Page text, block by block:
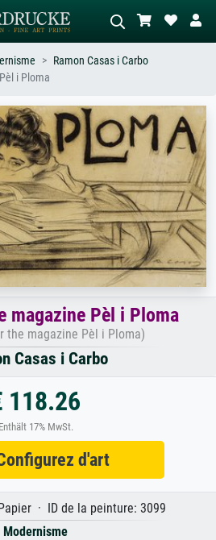
–
Décrivez la scène – ex. prairie verte,
abstrait avec beaucoup de rouge,
tableau sombre, nu debout près d'un
arbre.
Ramon Casas i Carbo
i Ploma
magazine Pèl i Ploma
the magazine Pèl i Ploma)
Casas i Carbo
118.26
Enthält 17% MwSt.
d'art
· ID de la peinture: 3099
Modernisme